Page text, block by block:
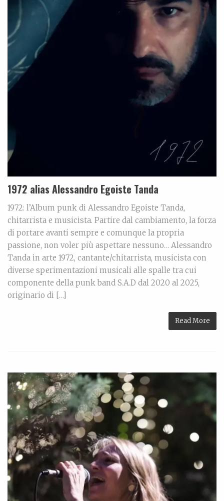
1972 alias Alessandro Egoiste Tanda
1972: l’Album punk di Alessandro Egoiste Tanda,
chitarrista e musicista. Partire dal cambiamento, la forza
di portare avanti sempre e comunque la propria
passione, non voler più aspettare nessuno… Alessandro
Tanda in arte 1972, cantante/chitarrista, musicista con
diverse sperimentazioni musicali alle spalle tra cui
componente della punk band S.A.D dal 2020 al 2025,
originario di […]
Read More